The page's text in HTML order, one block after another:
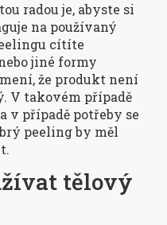
radou je, abyste si
na používaný
cítíte
jiné formy
že produkt není
V takovém případě
v případě potřeby se
peeling by měl
tělový